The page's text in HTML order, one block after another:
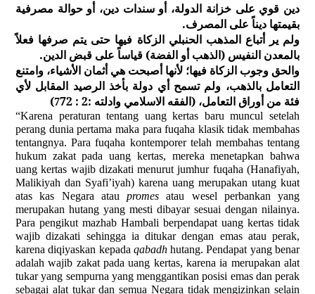
دين قوي على خزانة الدولة، أو سندات دين، أو حوالة مصرفية
بقيمتها ديناً على المصرف.
ولم ير أتباع المذهب الحنبلي الزكاة فيها حتى يتم صرفها فعلاً
بالمعدن النفيس (الذهب أو الفضة) قياساً على قبض الدين.
والحق وجوب الزكاة فيها؛ لأنها أصبحت هي أثمان الأشياء، وامتنع
التعامل بالذهب، ولم تسمح أي دولة بأخذ الرصيد المقابل لأي
فئة من أوراق التعامل، (الفقه الاسلامي وادلته :2 :
72
7
)
“Karena peraturan tentang uang kertas baru muncul setelah
perang dunia pertama maka para fuqaha klasik tidak membahas
tentangnya. Para fuqaha kontemporer telah membahas tentang
hukum zakat pada uang kertas, mereka menetapkan bahwa
uang kertas wajib dizakati menurut jumhur fuqaha (Hanafiyah,
Malikiyah dan Syafi’iyah) karena uang merupakan utang kuat
atas kas Negara atau promes atau wesel perbankan yang
merupakan hutang yang mesti dibayar sesuai dengan nilainya.
Para pengikut mazhab Hambali berpendapat uang kertas tidak
wajib dizakati sehingga ia ditukar dengan emas atau perak,
karena diqiyaskan kepada qabadhhutang. Pendapat yang benar
adalah wajib zakat pada uang kertas, karena ia merupakan alat
tukar yang sempurna yang menggantikan posisi emas dan perak
sebagai alat tukar dan semua Negara tidak mengizinkan selain